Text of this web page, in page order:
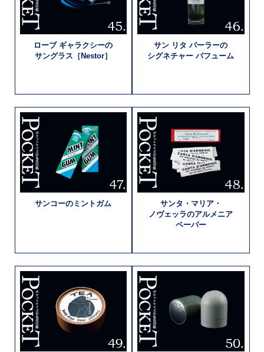
ローブ ギャラクシーの
サングラス［Nestor］
サン リタパーラーの
シグネチャーパフューム
サンコーの ミントガム
サンタ・マリア・
ノヴェッラのアルメニア
ペーパー